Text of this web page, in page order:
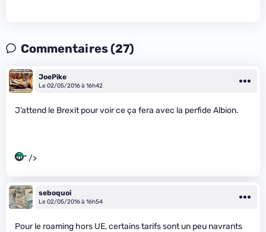
Commentaires (27)
JoePike
Le 02/05/2016 à 16h42
J’attend le Brexit pour voir ce ça fera avec la perfide Albion.
" />
seboquoi
Le 02/05/2016 à 16h54
Pour le roaming hors UE, certains tarifs sont un peu navrants